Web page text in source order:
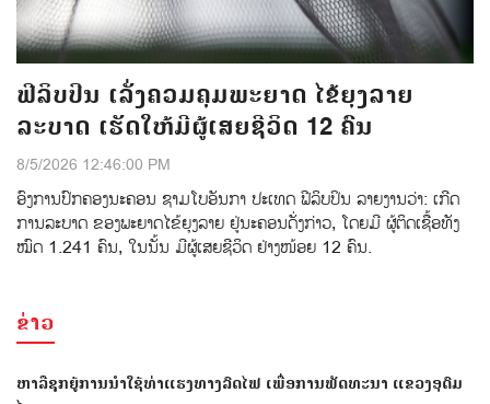
ຟີລິບປິນ ເລັ່ງຄວມຄຸມພະຍາດ ໄຂ້ຍຸງລາຍ
ລະບາດ ເຮັດໃຫ້ມີຜູ້ເສຍຊີວິດ 12 ຄົນ
8/5/2026 12:46:00 PM
ອົງການ​ປົກ​ຄອງນະຄອນ ຊາມໂບ​ອັນກາ ປະເທດ ຟີລິບປິນ ລາຍ​ງານວ່າ: ເກີດ​
ການລະບາດ ​ຂອງພະຍາດໄຂ້ຍຸງລາຍ ຢູ່ນະຄອນດັ່ງກ່າວ, ໂດຍມີ ຜູ້ຕິດເຊື້ອ​ທັງ​
ໝົດ 1.241 ຄົນ, ໃນນັ້ນ ມີຜູ້ເສຍຊີວິດ ຢ່າງໜ້ອຍ 12 ຄົນ.
ຂ່າວ
ຫາລືຊຸກຍູ້ການນຳໃຊ້ທ່າແຮງທາງລົດໄຟ ເພື່ອການພັດທະນາ ແຂວງອຸດົມ